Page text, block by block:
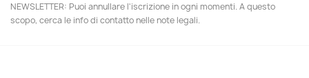
NEWSLETTER: Puoi annullare l'iscrizione in ogni momenti. A questo
scopo, cerca le info di contatto nelle note legali.